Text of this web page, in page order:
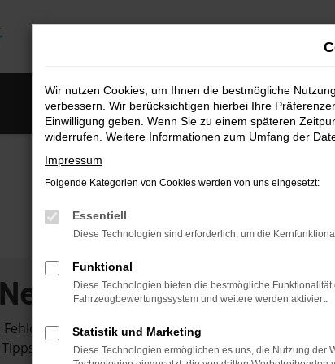
Fahrzeugmarkt
Error
aufgetreten.
die dir helfen können:
Wir nutzen Cookies, um Ihnen die bestmögliche
verbessern. Wir berücksichtigen hierbei Ihre
Einwilligung geben. Wenn Sie zu einem späteren
widerrufen. Weitere Informationen zum Umfang der
Impressum
Folgende Kategorien von Cookies werden von uns eingesetzt:
Essentiell
Diese Technologien sind erforderlich, um die
Funktional
Diese Technologien bieten die bestmögliche
Fahrzeugbewertungssystem und weitere werden aktiviert.
Statistik und Marketing
Diese Technologien ermöglichen es uns, die Nutzung der